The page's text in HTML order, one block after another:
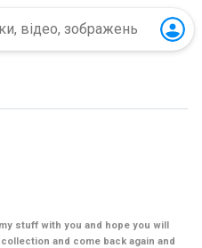
stuff with you and hope you will
and come back again and